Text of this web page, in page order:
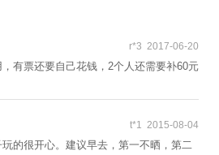
r*3 2017-06-20
有票还要自己花钱，2个人还需要补60元
t*1 2015-08-04
的很开心。建议早去，第一不晒，第二